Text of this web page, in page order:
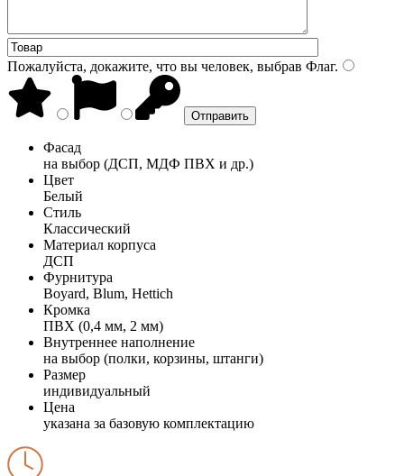
Пожалуйста, докажите, что вы человек, выбрав Флаг.
Фасад
на выбор (ДСП, МДФ ПВХ и др.)
Цвет
Белый
Стиль
Классический
Материал корпуса
ДСП
Фурнитура
Boyard, Blum, Hettich
Кромка
ПВХ (0,4 мм, 2 мм)
Внутреннее наполнение
на выбор (полки, корзины, штанги)
Размер
индивидуальный
Цена
указана за базовую комплектацию